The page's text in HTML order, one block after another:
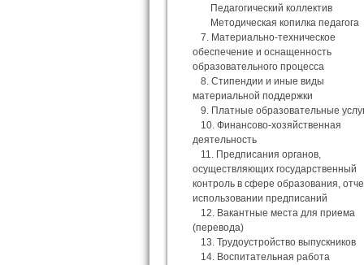
Педагогический коллектив
Методическая копилка педагога
7. Материально-техническое
обеспечение и оснащенность
образовательного процесса
8. Стипендии и иные виды
материальной поддержки
9. Платные образовательные
10. Финансово-хозяйственная
деятельность
11. Предписания органов,
осуществляющих государственный
контроль в сфере образования,
использовании предписаний
12. Вакантные места для приема
(перевода)
13. Трудоустройство выпускников
14. Воспитательная работа